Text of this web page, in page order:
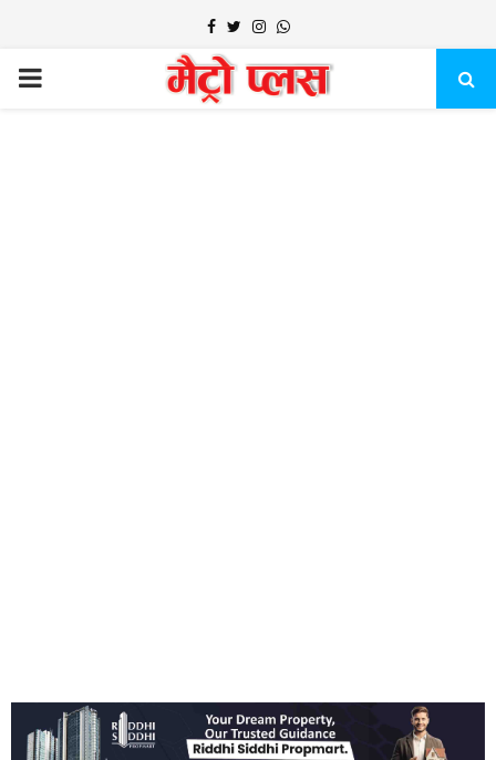
Facebook
TwitterInstagram
Whatsapp
PRIMARY